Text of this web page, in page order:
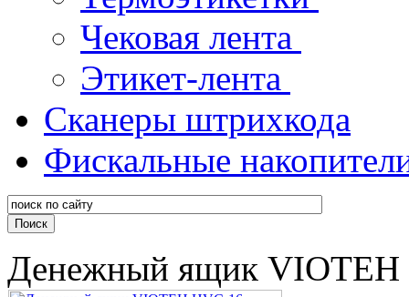
Чековая лента
Этикет-лента
Сканеры штрихкода
Фискальные
Денежный ящик VIOTEH